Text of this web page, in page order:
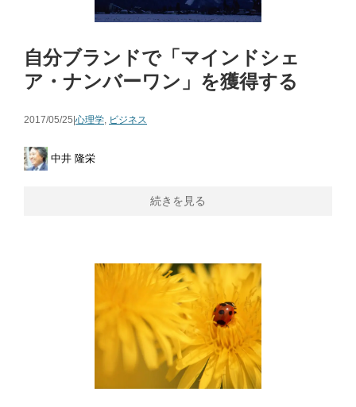
自分ブランドで「マインドシェ
ア・ナンバーワン」を獲得する
2017/05/25| 心理学, ビジネス
中井 隆栄
続きを見る